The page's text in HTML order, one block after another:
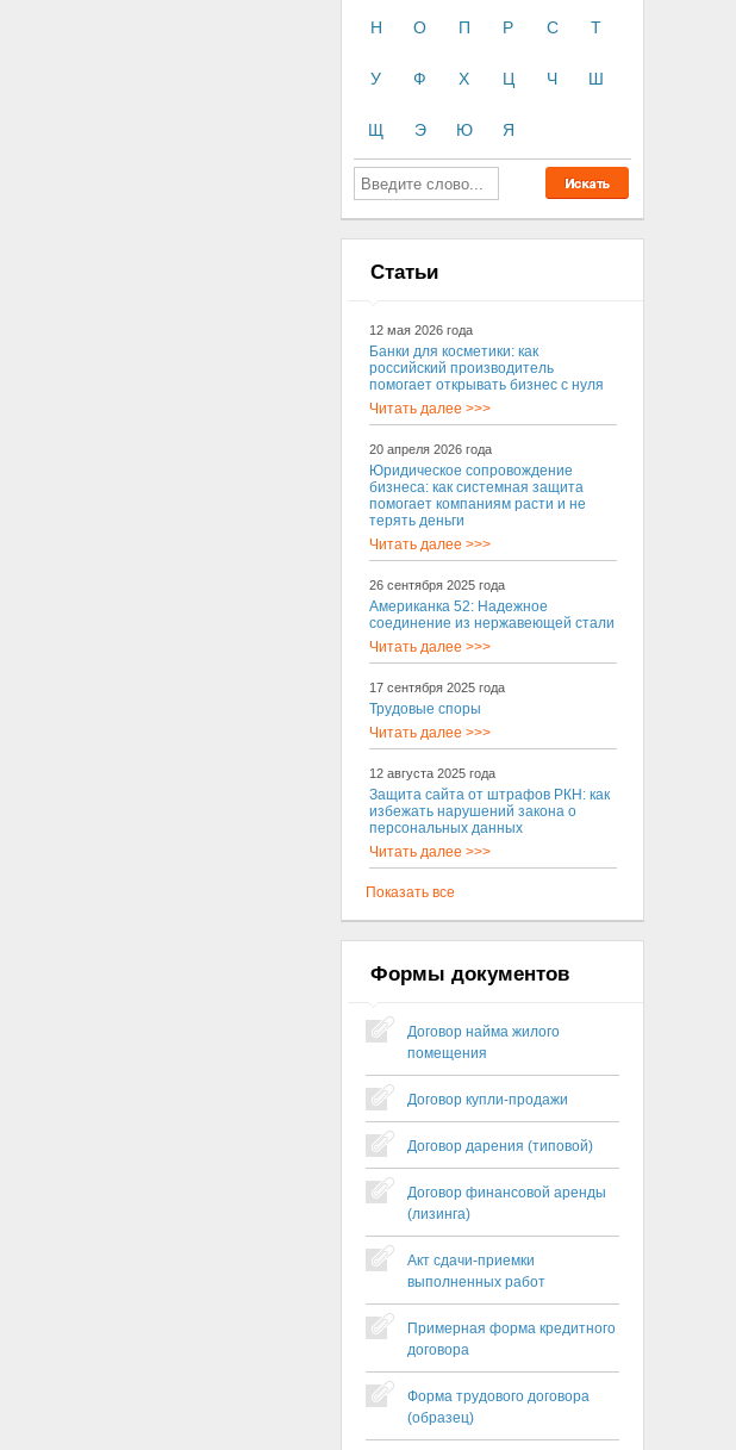
Н О П Р С Т
У Ф Х Ц Ч Ш
Щ Э Ю Я
Статьи
12 мая 2026 года
Банки для косметики: как
российский производитель
помогает открывать бизнес с нуля
Читать далее >>>
20 апреля 2026 года
Юридическое сопровождение
бизнеса: как системная защита
помогает компаниям расти и не
терять деньги
Читать далее >>>
26 сентября 2025 года
Американка 52: Надежное
соединение из нержавеющей стали
Читать далее >>>
17 сентября 2025 года
Трудовые споры
Читать далее >>>
12 августа 2025 года
Защита сайта от штрафов РКН: как
избежать нарушений закона о
персональных данных
Читать далее >>>
Показать все
Формы документов
Договор найма жилого
помещения
Договор купли-продажи
Договор дарения (типовой)
Договор финансовой аренды
(лизинга)
Акт сдачи-приемки
выполненных работ
Примерная форма кредитного
договора
Форма трудового договора
(образец)